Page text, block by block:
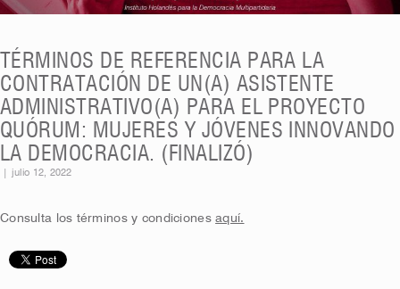
TÉRMINOS DE REFERENCIA PARA LA
CONTRATACIÓN DE UN(A) ASISTENTE
ADMINISTRATIVO(A) PARA EL PROYECTO
QUÓRUM: MUJERES Y JÓVENES INNOVANDO
LA DEMOCRACIA. (FINALIZÓ)
julio 12, 2022
Consulta los términos y condicionesaquí.